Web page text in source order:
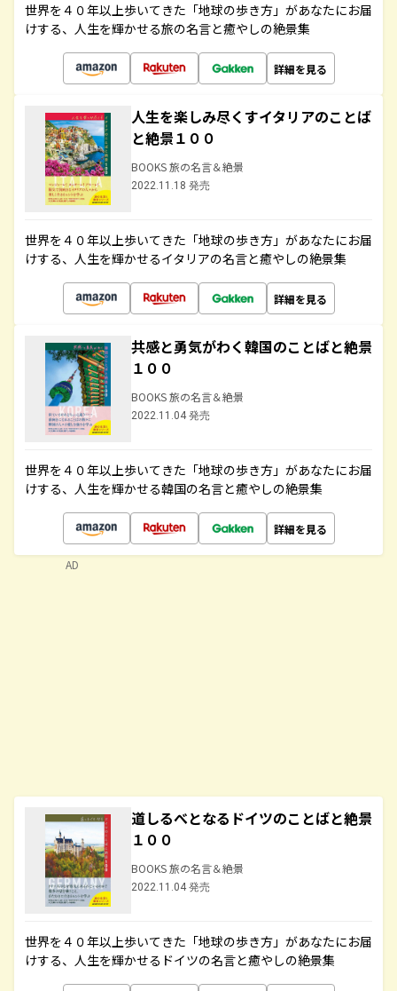
世界を４０年以上歩いてきた「地球の歩き方」があなたにお届
けする、人生を輝かせる旅の名言と癒やしの絶景集
詳細を見る
人生を楽しみ尽くすイタリアのことば
と絶景１００
BOOKS 旅の名言＆絶景
2022.11.18 発売
世界を４０年以上歩いてきた「地球の歩き方」があなたにお届
けする、人生を輝かせるイタリアの名言と癒やしの絶景集
詳細を見る
共感と勇気がわく韓国のことばと絶景
１００
BOOKS 旅の名言＆絶景
2022.11.04 発売
世界を４０年以上歩いてきた「地球の歩き方」があなたにお届
けする、人生を輝かせる韓国の名言と癒やしの絶景集
詳細を見る
道しるべとなるドイツのことばと絶景
１００
BOOKS 旅の名言＆絶景
2022.11.04 発売
世界を４０年以上歩いてきた「地球の歩き方」があなたにお届
けする、人生を輝かせるドイツの名言と癒やしの絶景集
AD